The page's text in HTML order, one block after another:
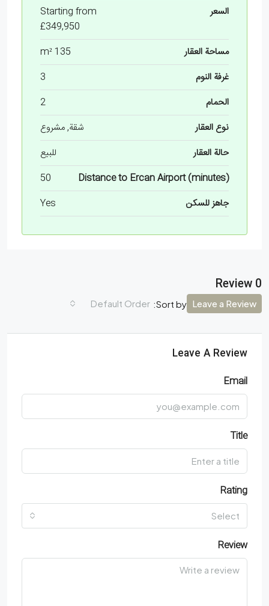
السعر
Starting from
£349,950
مساحة العقار
135 m²
غرفة النوم
3
الحمام
2
نوع العقار
شقة, مشروع
حالة العقار
للبيع
Distance to Ercan Airport (minutes)
50
جاهز للسكن
Yes
0 Review
Sort by:
Default Order Leave a Review
Leave A Review
Email
Title
Rating
Select
Review